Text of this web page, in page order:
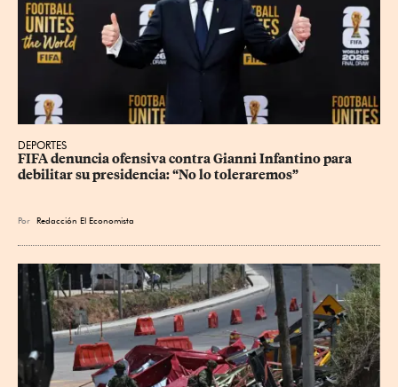
DEPORTES
FIFA denuncia ofensiva contra Gianni Infantino para
debilitar su presidencia: “No lo toleraremos”
Por Redacción El Economista